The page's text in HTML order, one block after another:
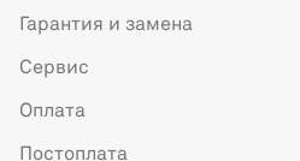
Гарантия и замена
Сервис
Оплата
Постоплата